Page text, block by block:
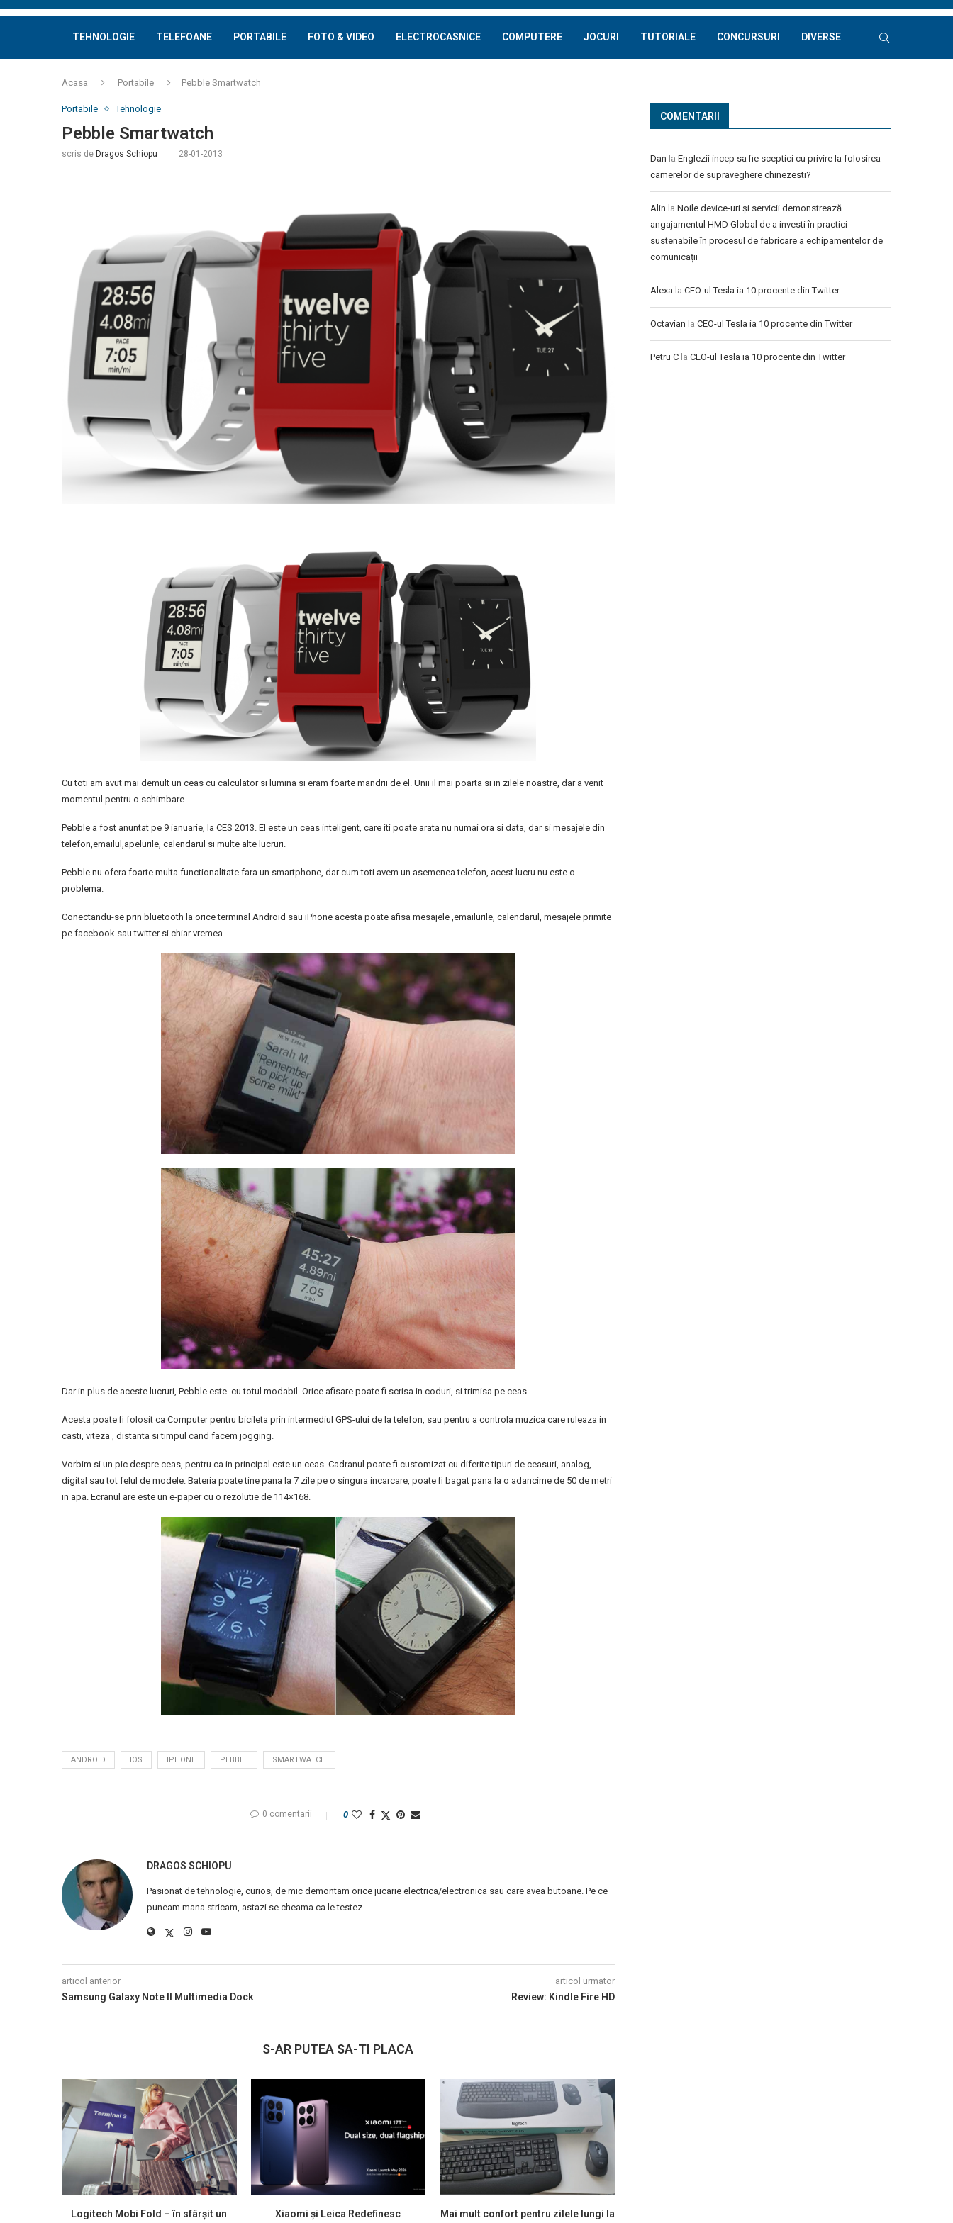
TEHNOLOGIE TELEFOANE PORTABILE FOTO & VIDEO ELECTROCASNICE COMPUTERE JOCURI TUTORIALE CONCURSURI DIVERSE
Acasa Portabile Pebble Smartwatch
Portabile Tehnologie
Pebble Smartwatch
scris de Dragos Schiopu 28-01-2013
Cu toti am avut mai demult un ceas cu calculator si lumina si eram foarte mandrii de el. Unii il mai poarta si in zilele noastre, dar a venit
momentul pentru o schimbare.
Pebble a fost anuntat pe 9 ianuarie, la CES 2013. El este un ceas inteligent, care iti poate arata nu numai ora si data, dar si mesajele din
telefon,emailul,apelurile, calendarul si multe alte lucruri.
Pebble nu ofera foarte multa functionalitate fara un smartphone, dar cum toti avem un asemenea telefon, acest lucru nu este o
problema.
Conectandu-se prin bluetooth la orice terminal Android sau iPhone acesta poate afisa mesajele ,emailurile, calendarul, mesajele primite
pe facebook sau twitter si chiar vremea.
Dar in plus de aceste lucruri, Pebble este cu totul modabil. Orice afisare poate fi scrisa in coduri, si trimisa pe ceas.
Acesta poate fi folosit ca Computer pentru bicileta prin intermediul GPS-ului de la telefon, sau pentru a controla muzica care ruleaza in
casti, viteza , distanta si timpul cand facem jogging.
Vorbim si un pic despre ceas, pentru ca in principal este un ceas. Cadranul poate fi customizat cu diferite tipuri de ceasuri, analog,
digital sau tot felul de modele. Bateria poate tine pana la 7 zile pe o singura incarcare, poate fi bagat pana la o adancime de 50 de metri
in apa. Ecranul are este un e-paper cu o rezolutie de 114×168.
ANDROID IOS IPHONE PEBBLE SMARTWATCH
0 comentarii 0
DRAGOS SCHIOPU
Pasionat de tehnologie, curios, de mic demontam orice jucarie electrica/electronica sau care avea butoane. Pe ce
puneam mana stricam, astazi se cheama ca le testez.
articol anterior
Samsung Galaxy Note II Multimedia Dock
articol urmator
Review: Kindle Fire HD
S-AR PUTEA SA-TI PLACA
Logitech Mobi Fold – în sfârșit un
Xiaomi și Leica Redefinesc
Mai mult confort pentru zilele lungi la
COMENTARII
Dan la Englezii incep sa fie sceptici cu privire la folosirea
camerelor de supraveghere chinezesti?
Alin la Noile device-uri și servicii demonstrează
angajamentul HMD Global de a investi în practici
sustenabile în procesul de fabricare a echipamentelor de
comunicații
Alexa la CEO-ul Tesla ia 10 procente din Twitter
Octavian la CEO-ul Tesla ia 10 procente din Twitter
Petru C la CEO-ul Tesla ia 10 procente din Twitter